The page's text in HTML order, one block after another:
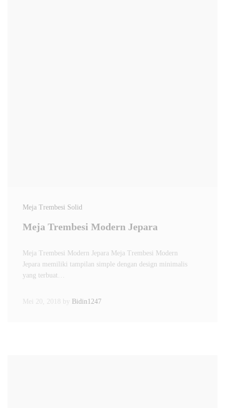
Meja Trembesi Solid
Meja Trembesi Modern Jepara
Meja Trembesi Modern Jepara Meja Trembesi Modern
Jepara memiliki tampilan simple dengan design minimalis
yang terbuat…
Mei 20, 2018 by Bidin1247